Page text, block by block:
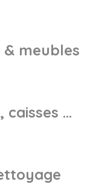
meubles
caisses …